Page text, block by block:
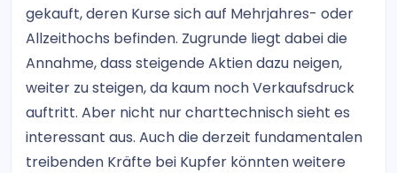
gekauft, deren Kurse sich auf Mehrjahres- oder
Allzeithochs befinden. Zugrunde liegt dabei die
Annahme, dass steigende Aktien dazu neigen,
weiter zu steigen, da kaum noch Verkaufsdruck
auftritt. Aber nicht nur charttechnisch sieht es
interessant aus. Auch die derzeit fundamentalen
treibenden Kräfte bei Kupfer könnten weitere